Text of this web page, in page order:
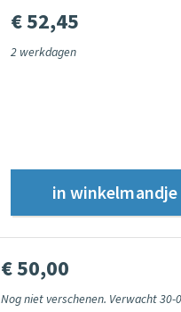
€ 52,45
2 werkdagen
€ 50,00
Nog niet verschenen. Verwacht 30-